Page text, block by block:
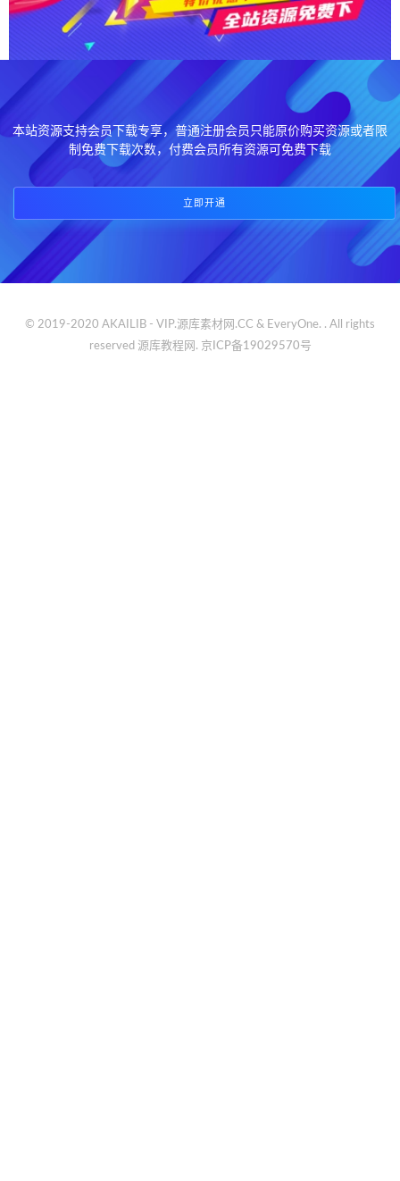
本站资源支持会员下载专享，普通注册会员只能原价购买资源或者限
制免费下载次数，付费会员所有资源可免费下载
立即开通
© 2019-2020 AKAILIB - VIP.源库素材网.CC & EveryOne. . All rights
reserved 源库教程网. 京ICP备19029570号